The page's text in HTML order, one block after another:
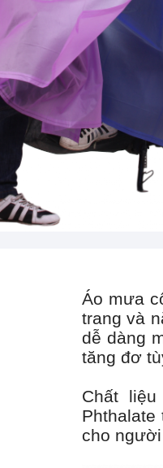
Áo mưa
trang và
dễ dàng
tăng đơ
Chất
cho người